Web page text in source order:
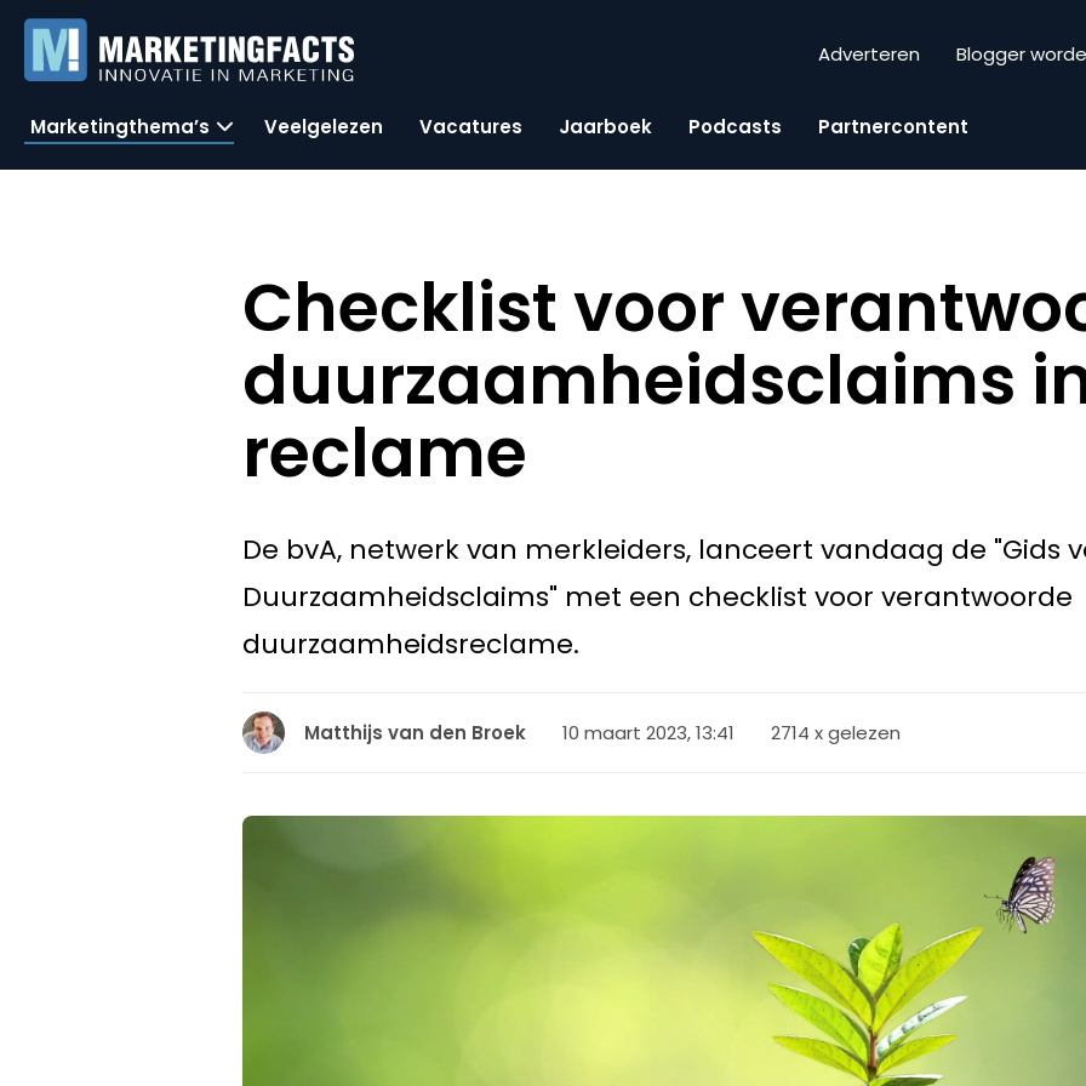
Adverteren Blogger
Marketingthema’s Veelgelezen Vacatures Jaarboek Podcasts Partnercontent
Checklist voor
duurzaamheidsclaims
reclame
De bvA, netwerk van merkleiders, lanceert vandaag de "Gids
Duurzaamheidsclaims" met een checklist voor verantwoorde
duurzaamheidsreclame.
Matthijs van den Broek 10 maart 2023, 13:41 2714 x gelezen